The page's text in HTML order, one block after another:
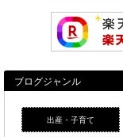
ブログジャンル
出産・子育て